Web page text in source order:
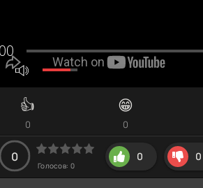
👍
0
😁
0
0
Голосов: 0
0 0